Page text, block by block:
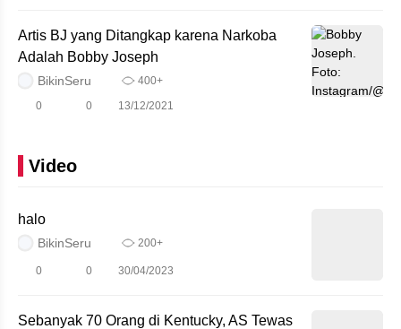
Artis BJ yang Ditangkap karena Narkoba
Adalah Bobby Joseph
BikinSeru
400+
0
0 13/12/2021
Video
halo
BikinSeru 200+
0 0 30/04/2023
Sebanyak 70 Orang di Kentucky, AS Tewas